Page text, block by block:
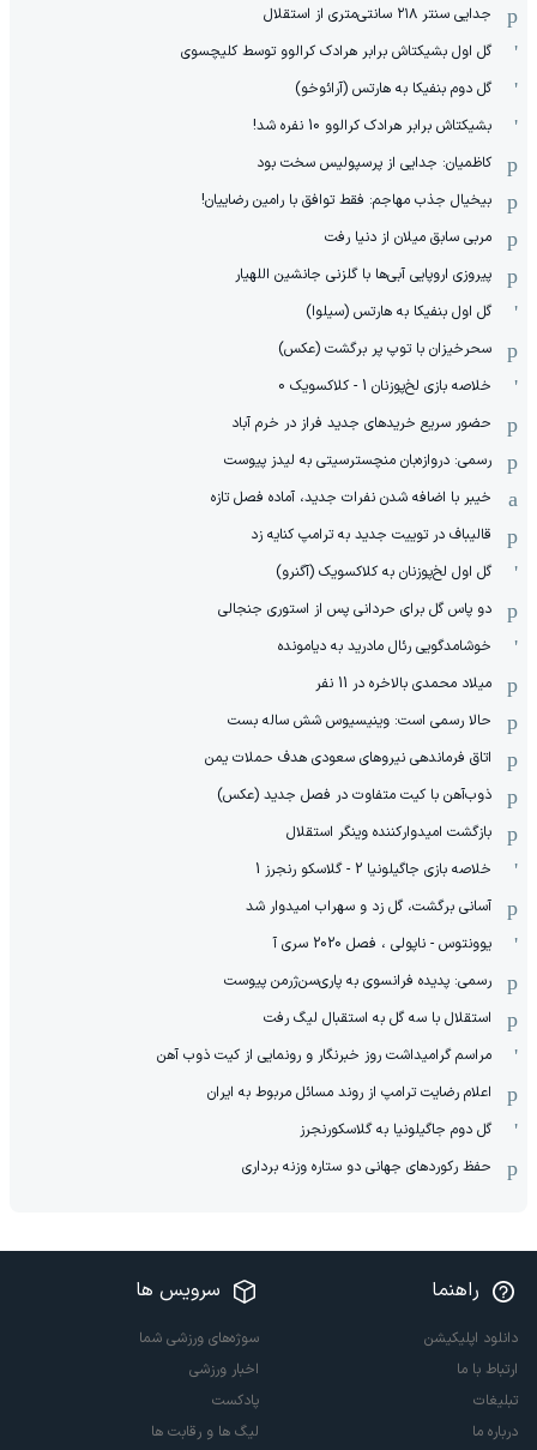
جدایی سنتر ۲۱۸ سانتی‌متری از استقلال
گل اول بشیکتاش برابر هرادک کرالوو توسط کلیچسوی
گل دوم بنفیکا به هارتس (آرائوخو)
بشیکتاش برابر هرادک کرالوو 10 نفره شد!
کاظمیان: جدایی از پرسپولیس سخت بود
بیخیال جذب مهاجم: فقط توافق با رامین رضاییان!
مربی سابق میلان از دنیا رفت
پیروزی اروپایی آبی‌ها با گلزنی جانشین اللهیار
گل اول بنفیکا به هارتس (سیلوا)
سحرخیزان با توپ پر برگشت (عکس)
خلاصه بازی لخ‌پوزنان 1 - کلاکسویک 0
حضور سریع خریدهای جدید فراز در خرم آباد
رسمی: دروازه‌بان منچسترسیتی به لیدز پیوست
خیبر با اضافه شدن نفرات جدید، آماده فصل تازه
قالیباف در توییت جدید به ترامپ کنایه زد
گل اول لخ‌پوزنان به کلاکسویک (آگنرو)
دو پاس گل برای حردانی پس از استوری جنجالی
خوشامدگویی رئال مادرید به دیامونده
میلاد محمدی بالاخره در 11 نفر
حالا رسمی است: وینیسیوس شش ساله بست
اتاق فرماندهی نیروهای سعودی هدف حملات یمن
ذوب‌آهن با کیت متفاوت در فصل جدید (عکس)
بازگشت امیدوارکننده وینگر استقلال
خلاصه بازی جاگیلونیا 2 - گلاسکو رنجرز 1
آسانی برگشت، گل زد و سهراب امیدوار شد
یوونتوس - ناپولی ، فصل 2020 سری آ
رسمی: پدیده فرانسوی به پاری‌سن‌ژرمن پیوست
استقلال با سه گل به استقبال لیگ رفت
مراسم گرامیداشت روز خبرنگار و رونمایی از کیت ذوب آهن
اعلام رضایت ترامپ از روند مسائل مربوط به ایران
گل دوم جاگیلونیا به گلاسکورنجرز
حفظ رکوردهای جهانی دو ستاره وزنه برداری
راهنما
دانلود اپلیکیشن
ارتباط با ما
تبلیغات
درباره ما
سرویس ها
سوژه‌های ورزشی شما
اخبار ورزشی
پادکست
لیگ ها و رقابت ها